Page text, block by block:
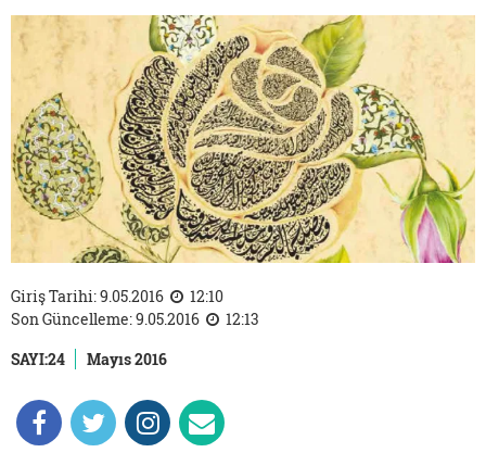
Giriş Tarihi: 9.05.2016
12:10
Son Güncelleme: 9.05.2016
12:13
SAYI:24
Mayıs 2016